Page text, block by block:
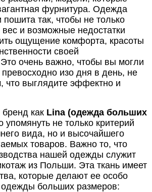
фурнитура. Одежда
пошита так, чтобы не только
и возможные недостатки
ощущение комфорта, красоты
своей
очень важно, чтобы вы могли
превосходно изо дня в день, не
что выглядите эффектно и
бренд как Lina (одежда больших
упомянуть не только критерий
вида, но и высочайшего
товаров. Важно то, что
нашей одежды служит
из Польши. Эта ткань имеет
которые делают ее особо
больших размеров: